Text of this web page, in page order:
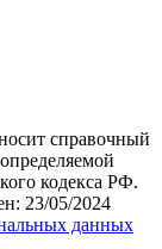
справочный
кодекса РФ.
23/05/2024
данных